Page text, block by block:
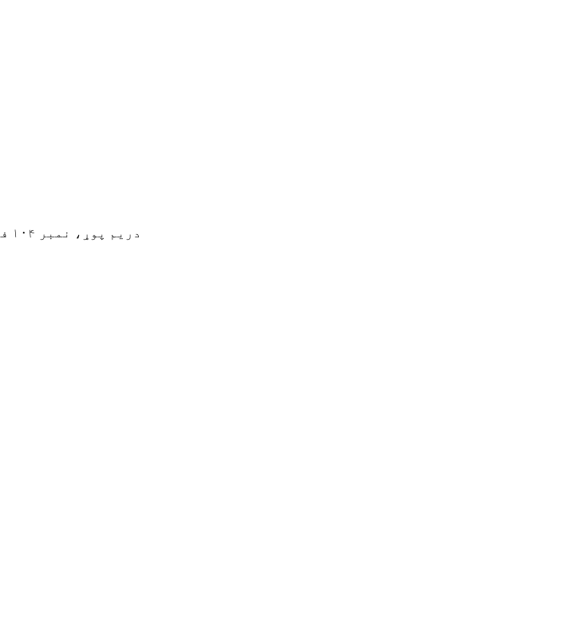
دریم پوړ، نمبر ۱۰۴ فوشینګ سړک، یانګ وو، دالنګ ښار، دونګوان ښار، ګوانګ دونګ ولایت، چین